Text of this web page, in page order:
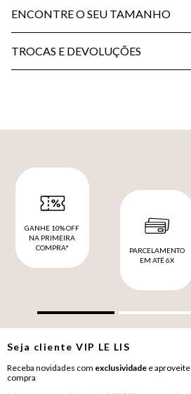
ENCONTRE O SEU TAMANHO
TROCAS E DEVOLUÇÕES
GANHE 10% OFF
NA PRIMEIRA
COMPRA*
PARCELAMENTO
EM ATÉ 6X
Seja clienteVIP LE LIS
Receba novidades com exclusividade e aproveite
compra